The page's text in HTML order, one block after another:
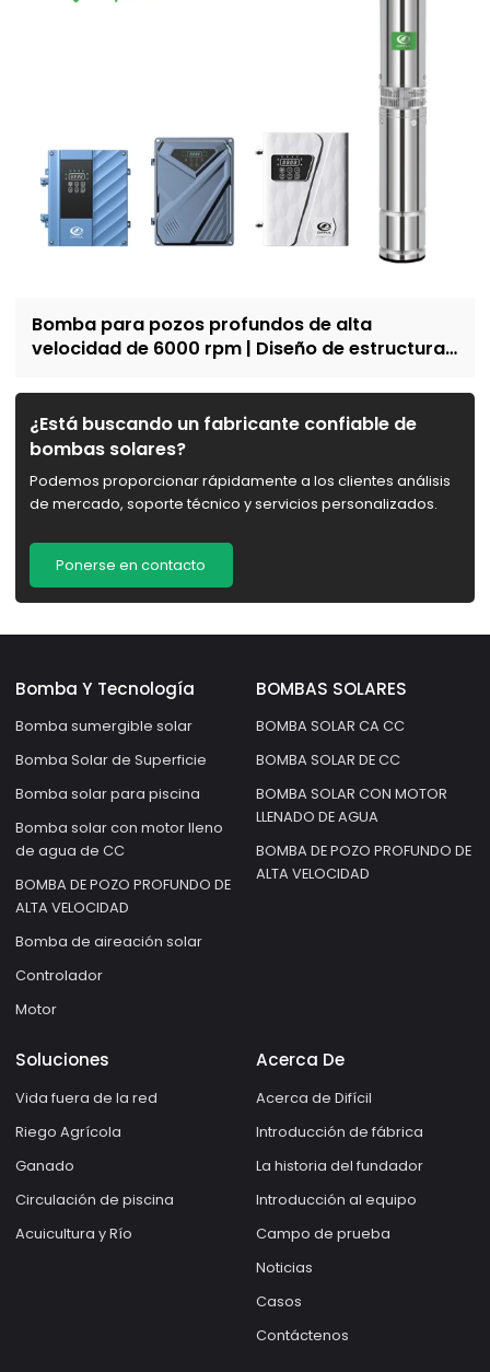
Bomba para pozos profundos de alta
velocidad de 6000 rpm | Diseño de estructura
y riego doméstico | Reclutar distribuidores
¿Está buscando un fabricante confiable de
bombas solares?
Podemos proporcionar rápidamente a los clientes análisis
de mercado, soporte técnico y servicios personalizados.
Ponerse en contacto
Bomba Y Tecnología
Bomba sumergible solar
Bomba Solar de Superficie
Bomba solar para piscina
Bomba solar con motor lleno
de agua de CC
BOMBA DE POZO PROFUNDO DE
ALTA VELOCIDAD
Bomba de aireación solar
Controlador
Motor
BOMBAS SOLARES
BOMBA SOLAR CA CC
BOMBA SOLAR DE CC
BOMBA SOLAR CON MOTOR
LLENADO DE AGUA
BOMBA DE POZO PROFUNDO DE
ALTA VELOCIDAD
Soluciones
Vida fuera de la red
Riego Agrícola
Ganado
Circulación de piscina
Acuicultura y Río
Acerca De
Acerca de Difícil
Introducción de fábrica
La historia del fundador
Introducción al equipo
Campo de prueba
Noticias
Casos
Contáctenos